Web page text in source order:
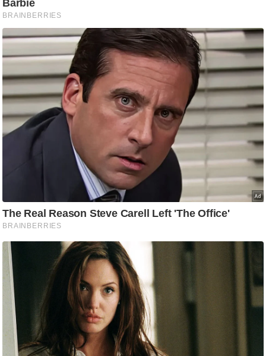
g
N
e
w
ला
इ
फ
स्टा
लॉ
जी
/
फै
श
न
घ